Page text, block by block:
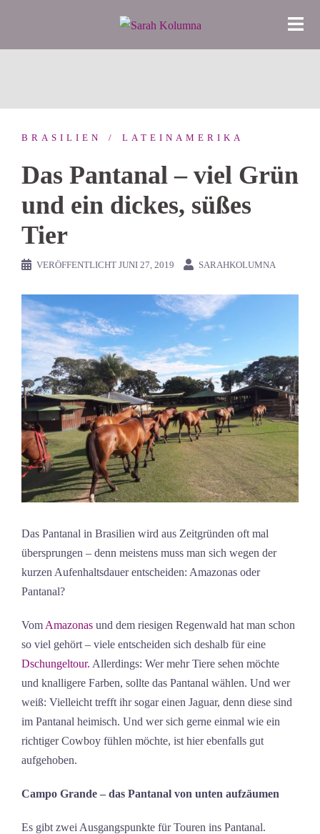
springen
BRASILIEN LATEINAMERIKA
Das Pantanal – viel Grün
und ein dickes, süßes
Tier
VERÖFFENTLICHT JUNI 27, 2019 SARAHKOLUMNA
Das Pantanal in Brasilien wird aus Zeitgründen oft mal
übersprungen – denn meistens muss man sich wegen der
kurzen Aufenhaltsdauer entscheiden: Amazonas oder
Pantanal?
Vom Amazonas und dem riesigen Regenwald hat man schon
so viel gehört – viele entscheiden sich deshalb für eine
Dschungeltour. Allerdings: Wer mehr Tiere sehen möchte
und knalligere Farben, sollte das Pantanal wählen. Und wer
weiß: Vielleicht trefft ihr sogar einen Jaguar, denn diese sind
im Pantanal heimisch. Und wer sich gerne einmal wie ein
richtiger Cowboy fühlen möchte, ist hier ebenfalls gut
aufgehoben.
Campo Grande – das Pantanal von unten aufzäumen
Es gibt zwei Ausgangspunkte für Touren ins Pantanal.